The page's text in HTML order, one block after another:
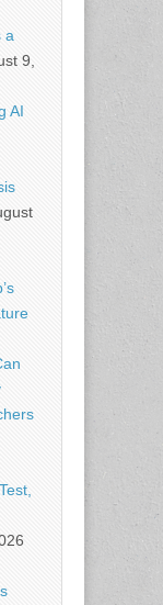
a
9,
AI